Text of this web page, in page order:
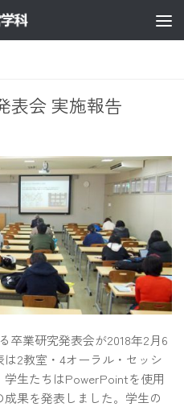
表会 実施報告
卒業研究発表会が2018年2月6
2教室・4オーラル・セッシ
学生たちはPowerPointを使用
果を発表しました。学生の